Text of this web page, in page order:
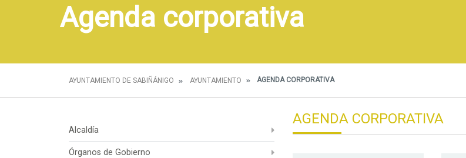
Agenda corporativa
AYUNTAMIENTO DE SABIÑÁNIGO AYUNTAMIENTO AGENDA CORPORATIVA
Alcaldía
Órganos de Gobierno
AGENDA CORPORATIVA